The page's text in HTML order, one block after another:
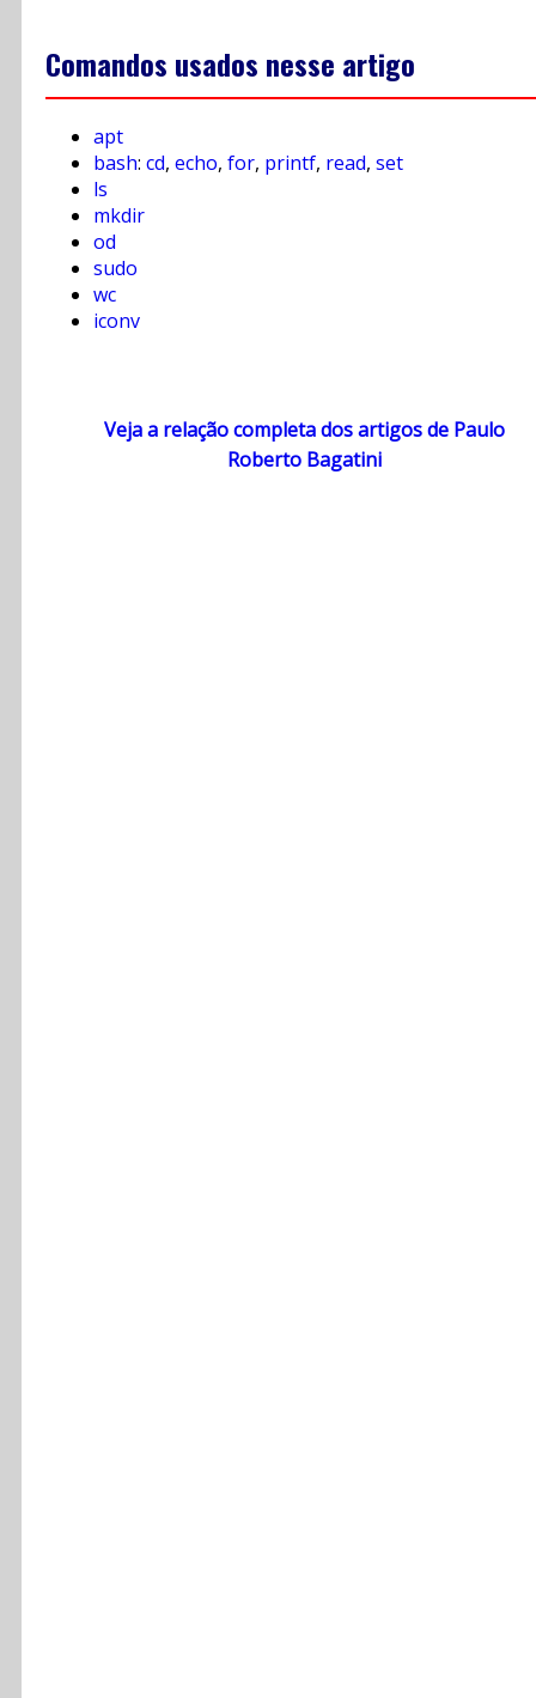
Comandos usados nesse artigo
apt
bash: cd, echo, for, printf, read, set
ls
mkdir
od
sudo
wc
iconv
Veja a relação completa dos artigos de Paulo
Roberto Bagatini